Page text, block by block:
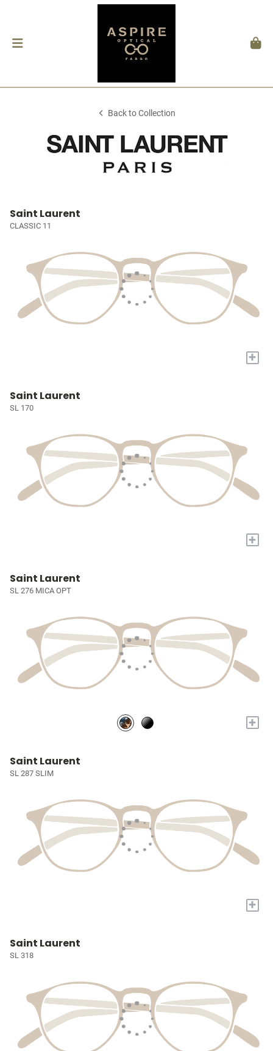
Back to Collection
Saint Laurent
CLASSIC 11
+
Saint Laurent
SL 170
+
Saint Laurent
SL 276 MICA OPT
+
Saint Laurent
SL 287 SLIM
+
Saint Laurent
SL 318